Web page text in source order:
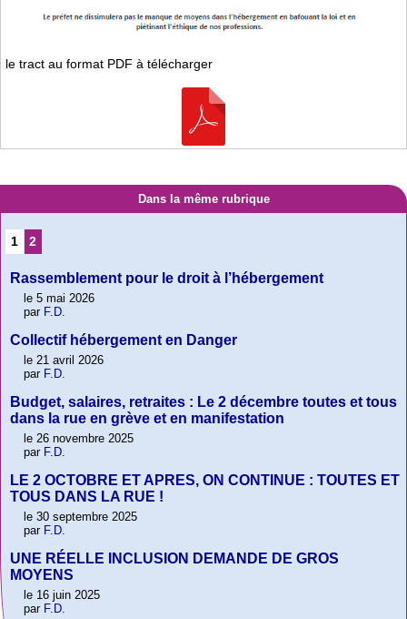
le tract au format PDF à télécharger
Dans la même rubrique
1 2
Rassemblement pour le droit à l’hébergement
le 5 mai 2026
par F.D.
Collectif hébergement en Danger
le 21 avril 2026
par F.D.
Budget, salaires, retraites : Le 2 décembre toutes et tous
dans la rue en grève et en manifestation
le 26 novembre 2025
par F.D.
LE 2 OCTOBRE ET APRES, ON CONTINUE : TOUTES ET
TOUS DANS LA RUE !
le 30 septembre 2025
par F.D.
UNE RÉELLE INCLUSION DEMANDE DE GROS
MOYENS
le 16 juin 2025
par F.D.